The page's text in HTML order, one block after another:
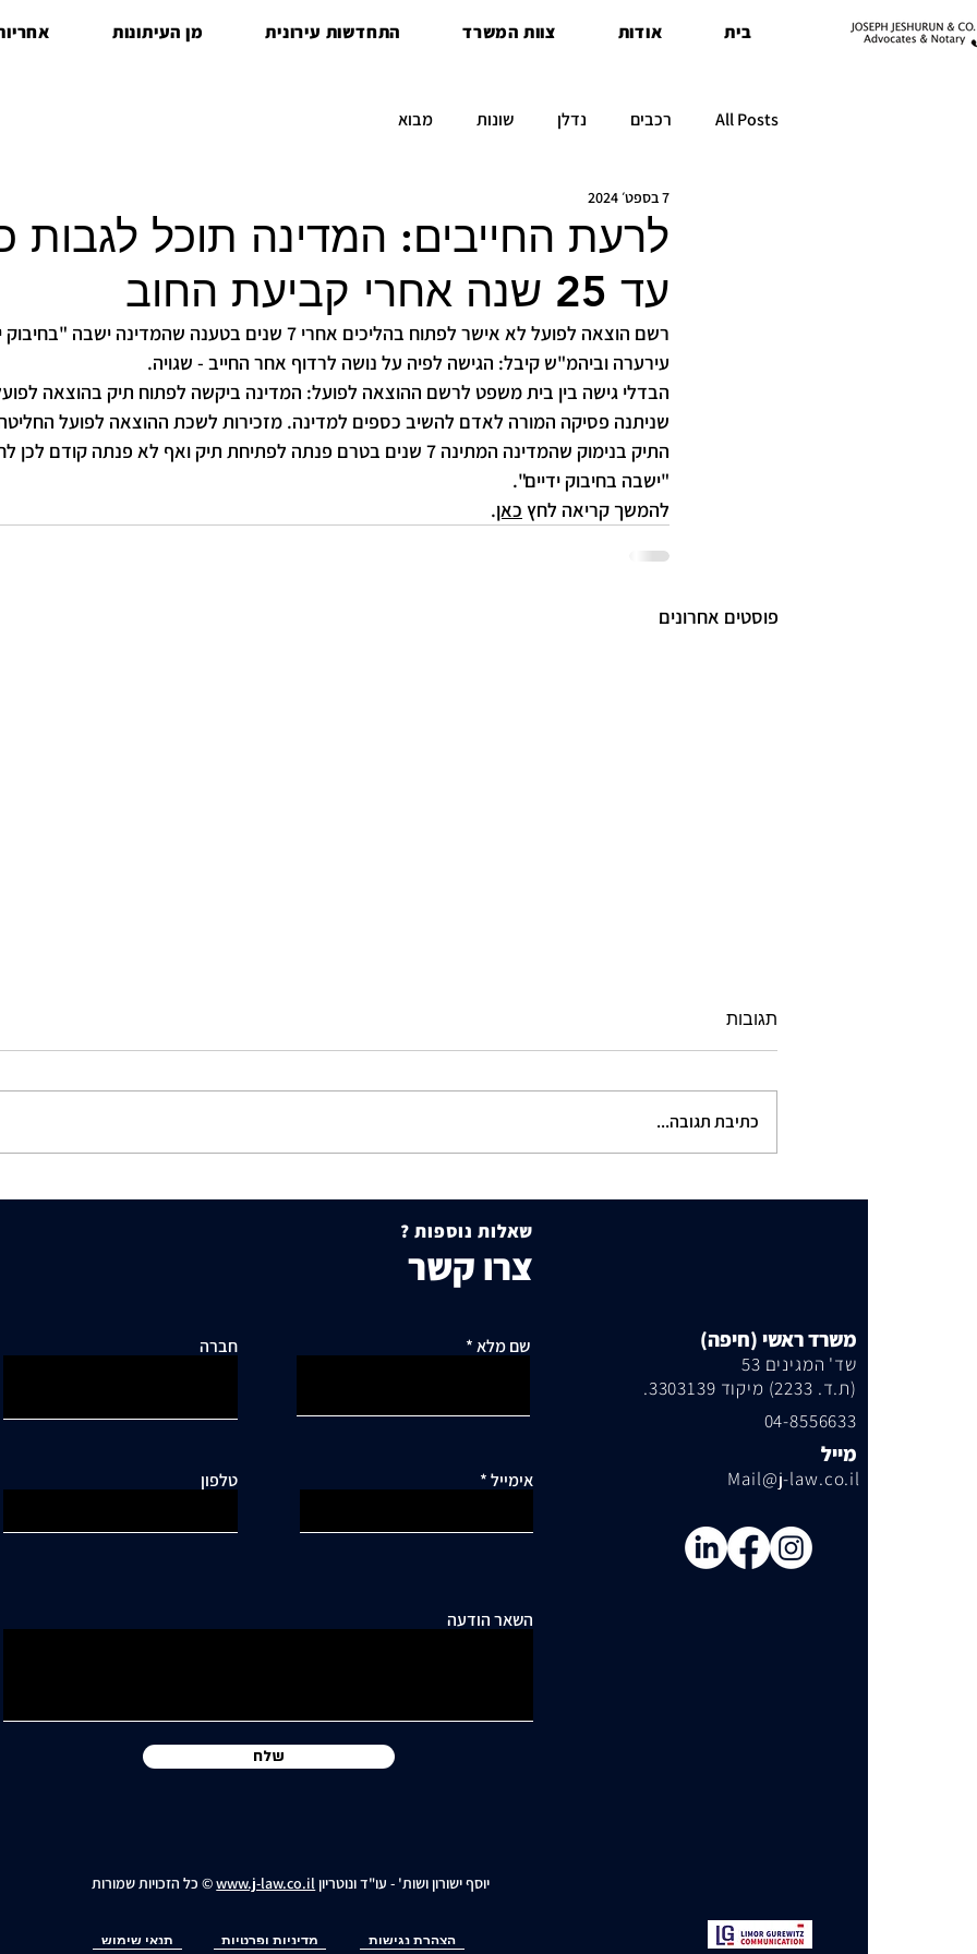
מן העיתונות התחדשות עירונית צוות המשרד אודות בית
All Posts רכבים נדלן שונות מבוא
לרעת החייבים: המדינה תוכל לגבות
עד 25 שנה אחרי קביעת החוב
7 בספט׳ 2024
רשם הוצאה לפועל לא אישר לפתוח בהליכים אחרי 7 שנים בטענה שהמדינה
עירערה וביהמ"ש קיבל: הגישה לפיה על נושה לרדוף אחר החייב - שגויה.
שניתנה פסיקה המורה לאדם להשיב כספים למדינה. מזכירות לשכת ההוצאה לפועל
התיק בנימוק שהמדינה המתינה 7 שנים בטרם פנתה לפתיחת תיק ואף לא פנתה קודם
"ישבה בחיבוק ידיים".
להמשך קריאה לחץ כאן.
פוסטים אחרונים
תגובות
כתיבת תגובה...
שאלות נוספות ?
צרו קשר
חברה שם מלא
טלפון אימייל
השאר הודעה
שלח
יוסף ישורון ושות' - עו"ד ונוטריוןwww.j-law.co.il© כל הזכויות שמורות
תנאי שימוש מדיניות ופרטיות הצהרת נגישות
משרד ראשי (חיפה)
שד' המגינים 53
(ת.ד. 2233) מיקוד 3303139.
04-8556633
מייל
Mail@j-law.co.il